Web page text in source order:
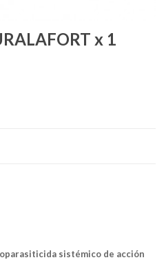
x 1
sistémico de acción